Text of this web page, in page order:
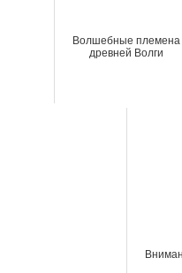
Волшебные племена
древней Волги